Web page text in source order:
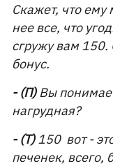
Скажет, что
нее все, что
сгружу вам 150.
бонус.
- (П)Вы
нагрудная?
- (Т)150 вот -
печенек, всего,